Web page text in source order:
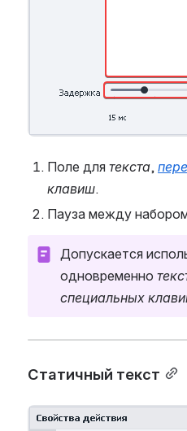
Поле для текста,
клавиш.
Пауза между
Допускается
одновременно
специальных
Статичный текст
Open